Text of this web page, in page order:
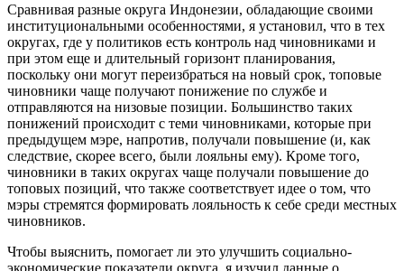
Сравнивая разные округа Индонезии, обладающие своими
институциональными особенностями, я установил, что в тех
округах, где у политиков есть контроль над чиновниками и
при этом еще и длительный горизонт планирования,
поскольку они могут переизбраться на новый срок, топовые
чиновники чаще получают понижение по службе и
отправляются на низовые позиции. Большинство таких
понижений происходит с теми чиновниками, которые при
предыдущем мэре, напротив, получали повышение (и, как
следствие, скорее всего, были лояльны ему). Кроме того,
чиновники в таких округах чаще получали повышение до
топовых позиций, что также соответствует идее о том, что
мэры стремятся формировать лояльность к себе среди местных
чиновников.
Чтобы выяснить, помогает ли это улучшить социально-
экономические показатели округа, я изучил данные о